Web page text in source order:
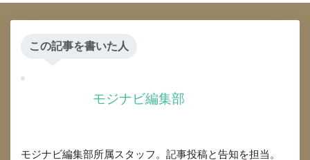
この記事を書いた人
モジナビ編集部
モジナビ編集部所属スタッフ。記事投稿と告知を担当。